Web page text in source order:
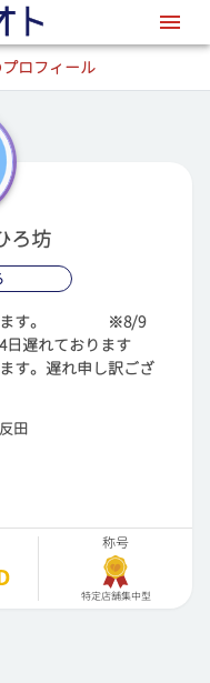
ロフィール
ろ坊
ざいます。 ※8/9
日遅れております
す。遅れ申し訳ござ
田
称号
特定店舗集中型